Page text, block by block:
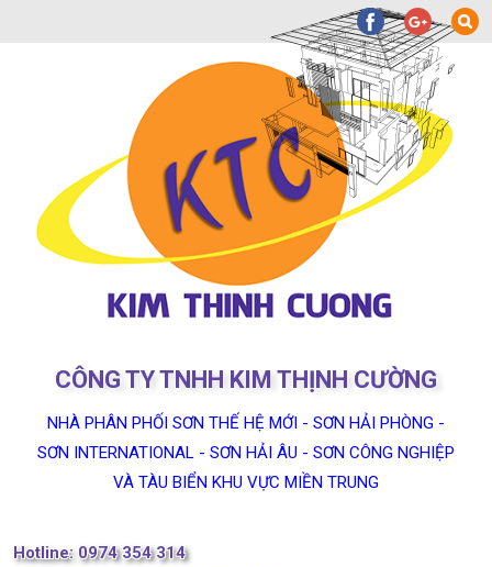
CÔNG TY TNHH KIM THỊNH CƯỜNG
NHÀ PHÂN PHỐI SƠN THẾ HỆ MỚI - SƠN HẢI PHÒNG -
SƠN INTERNATIONAL - SƠN HẢI ÂU - SƠN CÔNG NGHIỆP
VÀ TÀU BIỂN KHU VỰC MIỀN TRUNG
Hotline: 0974 354 314